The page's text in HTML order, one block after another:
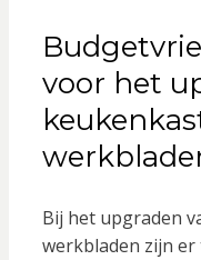
voor het
Bij het upgraden
werkbladen zijn